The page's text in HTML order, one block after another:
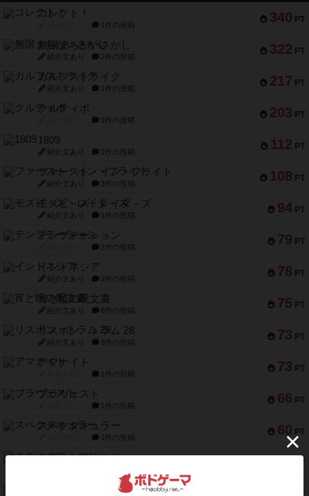
340 PT
コレクト！
1件の投稿
322 PT
無限まちがいさがし
紹介文あり 2件の投稿
217 PT
ガルフストライク
紹介文あり 1件の投稿
203 PT
クルティボ
1件の投稿
112 PT
1809
紹介文あり 1件の投稿
108 PT
ファースト・イン・フライト
紹介文あり 3件の投稿
94 PT
モズビ－ズ・レイダ－ズ
紹介文あり 1件の投稿
79 PT
テンプテーション
2件の投稿
78 PT
インドネシア
紹介文あり 2件の投稿
75 PT
宵と暁の呪文書
紹介文あり 8件の投稿
73 PT
リスボン・トラム 28
紹介文あり 9件の投稿
73 PT
アマナイト
1件の投稿
66 PT
ブラヴェスト
1件の投稿
60 PT
スペクタキュラー
1件の投稿
PT
スモールワールド